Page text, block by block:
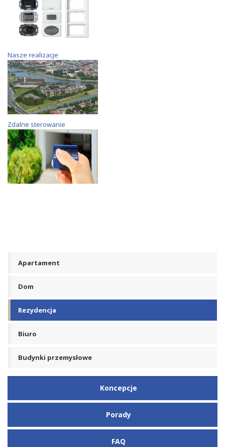
Nasze realizacje
Zdalne sterowanie
Apartament
Dom
Rezydencja
Biuro
Budynki przemysłowe
Koncepcje
Porady
FAQ